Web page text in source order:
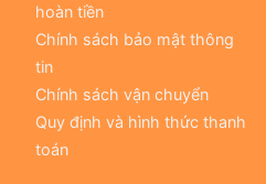
hoàn tiền
Chính sách bảo mật thông
tin
Chính sách vận chuyển
Quy định và hình thức thanh
toán